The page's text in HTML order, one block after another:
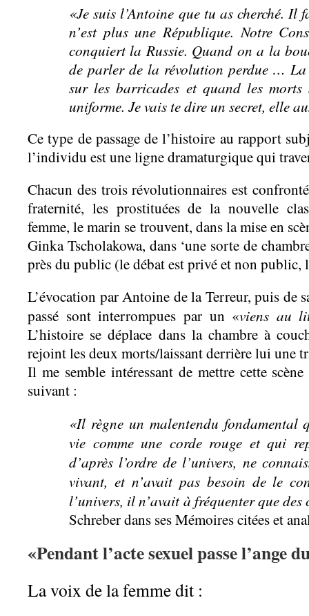
«Je suis l’Antoine que tu as cherché. Il
n’est plus une République. Notre
conquiert la Russie. Quand on a la
de parler de la révolution perdue …
sur les barricades et quand les
uniforme. Je vais te dire un secret, elle
Ce type de passage de l’histoire au rapport
l’individu est une ligne dramaturgique qui
Chacun des trois révolutionnaires est
fraternité, les prostituées de la nouvelle
femme, le marin se trouvent, dans la mise en
Ginka Tscholakowa, dans ‘une sorte de
près du public (le débat est privé et non public,
L’évocation par Antoine de la Terreur, puis de
passé sont interrompues par un «viens au
L’histoire se déplace dans la chambre à
rejoint les deux morts/laissant derrière lui une
Il me semble intéressant de mettre cette
suivant :
«Il règne un malentendu fondamental
vie comme une corde rouge et qui
d’après l’ordre de l’univers, ne
vivant, et n’avait pas besoin de le
l’univers, il n’avait à fréquenter que des
Schreber dans ses Mémoires citées et
«Pendant l’acte sexuel passe l’ange
La voix de la femme dit :